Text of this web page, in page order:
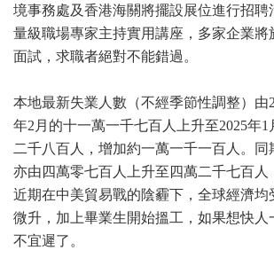
境事務處及香港海關將擺設展位進行招聘
量級職場專家主持實用講座，多家企業將
面試，求職者絕對不能錯過。
本地最新失業人數（不經季節性調整）由
年2月的十一萬一千七百人上升至2025年
二千八百人，增加約一萬一千一百人。同
亦由四萬零七百人上升至四萬二千七百人
近期在中美貿易戰的陰霾下，全球經濟均
微升，加上畢業生開始搵工，如果想快人
不宜遲了。